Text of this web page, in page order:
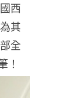
西
其
全
！